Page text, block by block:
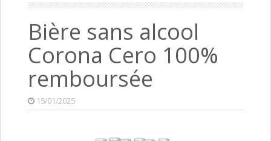
Bière sans alcool
Corona Cero 100%
remboursée
15/01/2025